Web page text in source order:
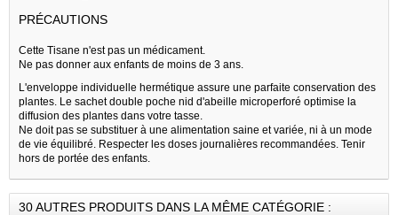
PRÉCAUTIONS
Cette Tisane n'est pas un médicament.
Ne pas donner aux enfants de moins de 3 ans.
L'enveloppe individuelle hermétique assure une parfaite conservation des
plantes. Le sachet double poche nid d'abeille microperforé optimise la
diffusion des plantes dans votre tasse.
Ne doit pas se substituer à une alimentation saine et variée, ni à un mode
de vie équilibré. Respecter les doses journalières recommandées. Tenir
hors de portée des enfants.
30 AUTRES PRODUITS DANS LA MÊME CATÉGORIE :